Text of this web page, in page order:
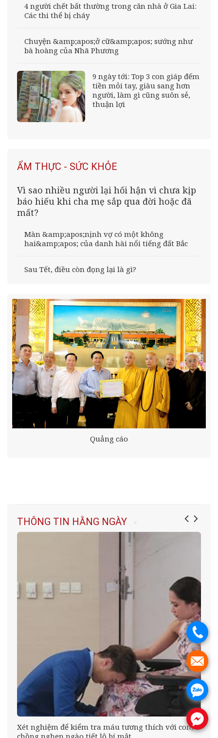
4 người chết bất thường trong căn nhà ở Gia Lai:
Các thi thể bị cháy
Chuyện &amp;apos;ở cữ&amp;apos; sướng như
bà hoàng của Nhã Phương
9 ngày tới: Top 3 con giáp đếm
tiền mỏi tay, giàu sang hơn
người, làm gì cũng suôn sẻ,
thuận lợi
ẨM THỰC - SỨC KHỎE
Vì sao nhiều người lại hối hận vì chưa kịp
báo hiếu khi cha mẹ sắp qua đời hoặc đã
mất?
Màn &amp;apos;nịnh vợ có một không
hai&amp;apos; của danh hài nổi tiếng đất Bắc
Sau Tết, điều còn đọng lại là gì?
Quảng cáo
THÔNG TIN HẰNG NGÀY
Xét nghiệm để kiểm tra máu tương thích với con,
chồng nghẹn ngào tiết lộ bí mật
.
.
.
.